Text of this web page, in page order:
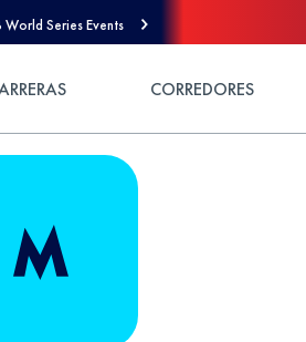
World Series Events
CORREDORES